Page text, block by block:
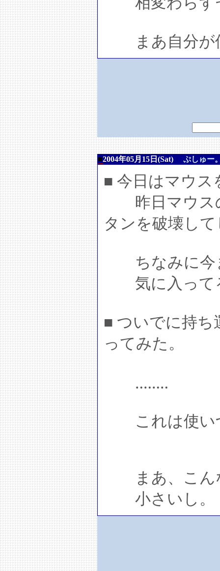
まあ自分が
■2004年05月15日(Sat) ぷしゅー
■ 今日はマウス
昨日マウス
タンを破壊し
ちなみに今
気に入って
■ ついでに持ち
ってみた。
‥‥‥‥
これは使い
まあ、こん
小さいし。